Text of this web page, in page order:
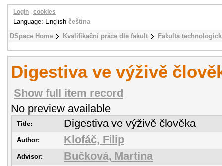
DSpace Home Kvalifikační práce dle fakult Fakulta
Login cookies
Language: English čeština
Digestiva ve výživě
Show full item record
No preview available
Title: Digestiva ve výživě člověka
Author: Klofáč, Filip
Advisor: Bučková, Martina